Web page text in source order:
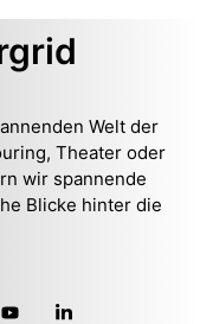
Welt der
Theater oder
wir spannende
Blicke hinter die